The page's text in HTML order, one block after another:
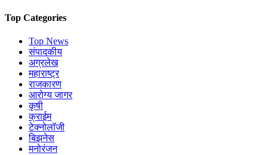
Top Categories
Top News
संपादकीय
अग्रलेख
महाराष्ट्र
राजकारण
आरोग्य जागर
कृषी
क्राईम
टेक्नोलॉजी
बिझनेस
मनोरंजन